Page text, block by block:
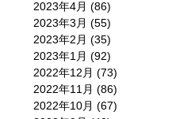
2023年4月 (86)
2023年3月 (55)
2023年2月 (35)
2023年1月 (92)
2022年12月 (73)
2022年11月 (86)
2022年10月 (67)